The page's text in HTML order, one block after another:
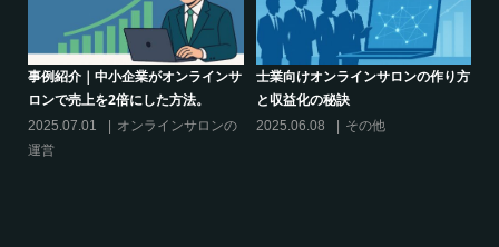
作り方
シリーズ連載【運営者のお悩み解
決】～現存のオンラインサロンをリ
クリエイター系オンラインサロン
話題席巻-”マッシュル”について調